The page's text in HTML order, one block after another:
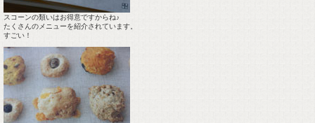
スコーンの類いはお得意ですからね♪
たくさんのメニューを紹介されています。
すごい！